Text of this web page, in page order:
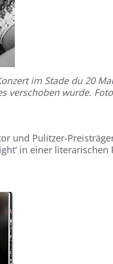
im Stade du 20
verschoben wurde.
und Pulitzer-
in einer